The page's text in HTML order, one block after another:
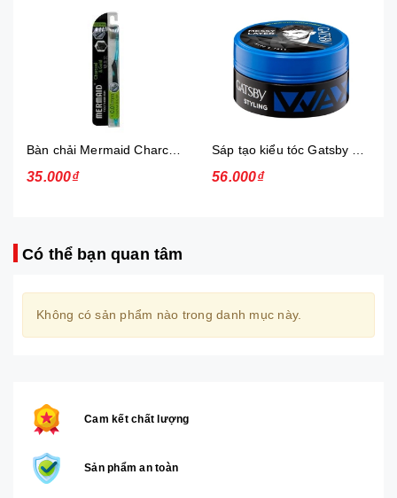
35.000₫ 56.000₫
Có thể bạn quan tâm
Không có sản phẩm nào trong danh mục này.
Cam kết chất lượng
Sản phẩm an toàn